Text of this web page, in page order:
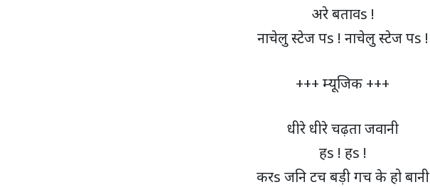
अरे बतावs !
नाचेलु स्टेज पs ! नाचेलु स्टेज पs !
+++ म्यूजिक +++
धीरे धीरे चढ़ता जवानी
हs ! हs !
करs जनि टच बड़ी गच के हो बानी